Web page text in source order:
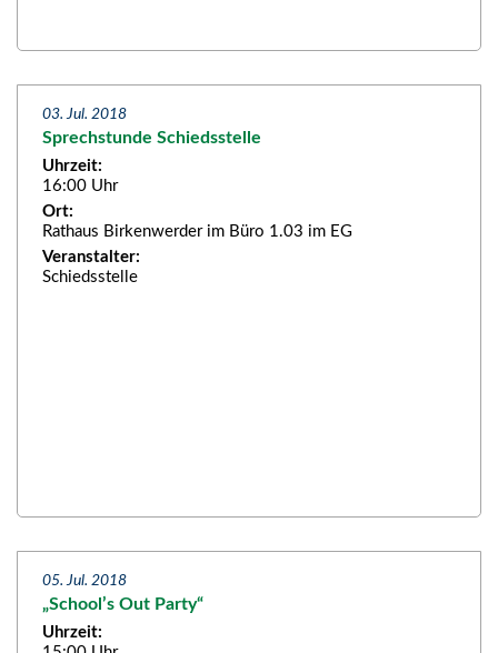
03. Jul. 2018
Sprechstunde Schiedsstelle
Uhrzeit:
16:00 Uhr
Ort:
Rathaus Birkenwerder im Büro 1.03 im EG
Veranstalter:
Schiedsstelle
05. Jul. 2018
„School’s Out Party“
Uhrzeit: